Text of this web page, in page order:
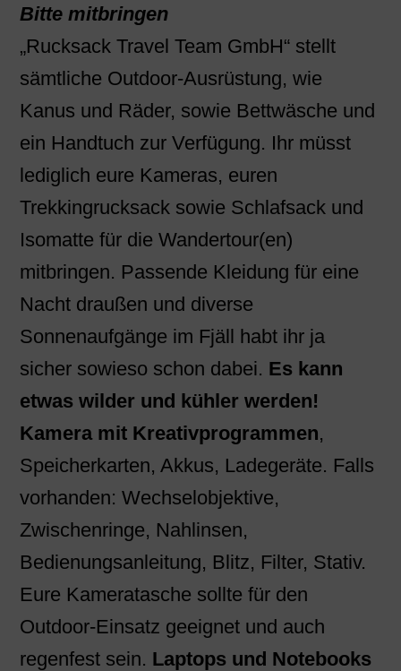
Bitte mitbringen
„Rucksack Travel Team GmbH“ stellt
sämtliche Outdoor-Ausrüstung, wie
Kanus und Räder, sowie Bettwäsche und
ein Handtuch zur Verfügung. Ihr müsst
lediglich eure Kameras, euren
Trekkingrucksack sowie Schlafsack und
Isomatte für die Wandertour(en)
mitbringen. Passende Kleidung für eine
Nacht draußen und diverse
Sonnenaufgänge im Fjäll habt ihr ja
sicher sowieso schon dabei. Es kann
etwas wilder und kühler werden!
Kamera mit Kreativprogrammen,
Speicherkarten, Akkus, Ladegeräte. Falls
vorhanden: Wechselobjektive,
Zwischenringe, Nahlinsen,
Bedienungsanleitung, Blitz, Filter, Stativ.
Eure Kameratasche sollte für den
Outdoor-Einsatz geeignet und auch
regenfest sein. Laptops und Notebooks